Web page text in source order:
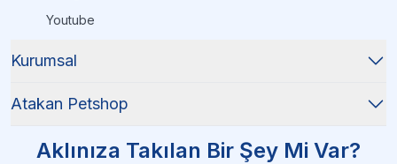
Youtube
Kurumsal
Atakan Petshop
Aklınıza Takılan Bir Şey Mi Var?